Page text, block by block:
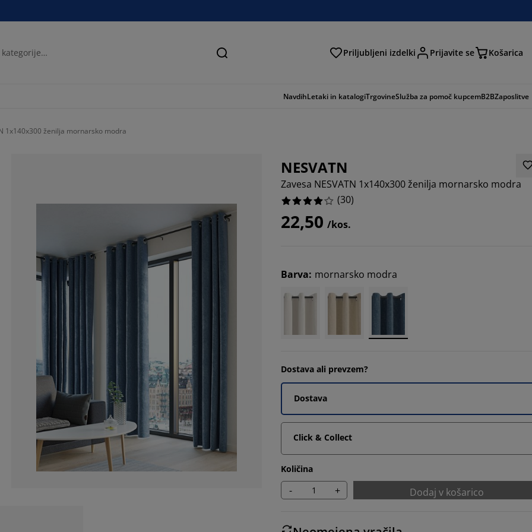
Iskanje Priljubljeni izdelki Prijavite se Košarica
NavdihLetaki in katalogiTrgovineSlužba za pomoč kupcemB2BZaposlitve
1x140x300 ženilja mornarsko modra
NESVATN
Zavesa NESVATN 1x140x300 ženilja mornarsko modra
(30)
22,50 /kos.
Barva: mornarsko modra
Dostava ali prevzem?
Dostava
Click & Collect
Količina
- + Dodaj v košarico
3.3333333333333335%
3.3333333333333335%